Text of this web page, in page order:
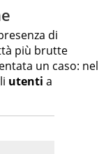
di
più brutte
un caso: nel
utenti a